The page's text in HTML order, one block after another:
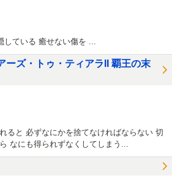
ている 癒せない傷を ...
ーズ・トゥ・ティアラII 覇王の末
ると 必ずなにかを捨てなければならない 切
なにも得られずなくしてしまう...